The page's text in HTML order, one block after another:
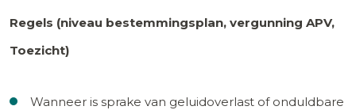
Regels (niveau bestemmingsplan, vergunning APV,
Toezicht)
Wanneer is sprake van geluidoverlast of onduldbare